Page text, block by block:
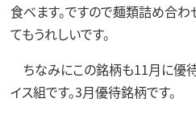
食べます。ですので麺類詰め合
てもうれしいです。
ちなみにこの銘柄も11月に優
イス組です。3月優待銘柄です。